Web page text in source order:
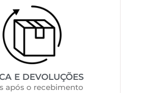
E DEVOLUÇÕES
após o recebimento